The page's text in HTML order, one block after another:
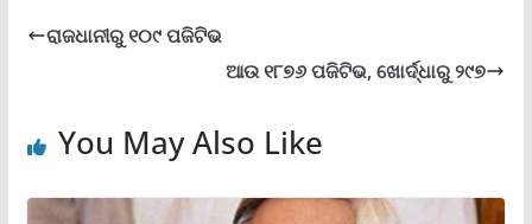
ରାଜଧାନୀରୁ ୧୦୯ ପଜିଟିଭ
ଆଉ ୧୮୭୬ ପଜିଟିଭ, ଖୋର୍ଦ୍ଧାରୁ ୨୯୭
You May Also Like